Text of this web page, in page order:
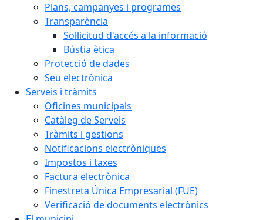
Plans, campanyes i programes
Transparència
Sol·licitud d'accés a la informació
Bústia ètica
Protecció de dades
Seu electrònica
Serveis i tràmits
Oficines municipals
Catàleg de Serveis
Tràmits i gestions
Notificacions electròniques
Impostos i taxes
Factura electrònica
Finestreta Única Empresarial (FUE)
Verificació de documents electrònics